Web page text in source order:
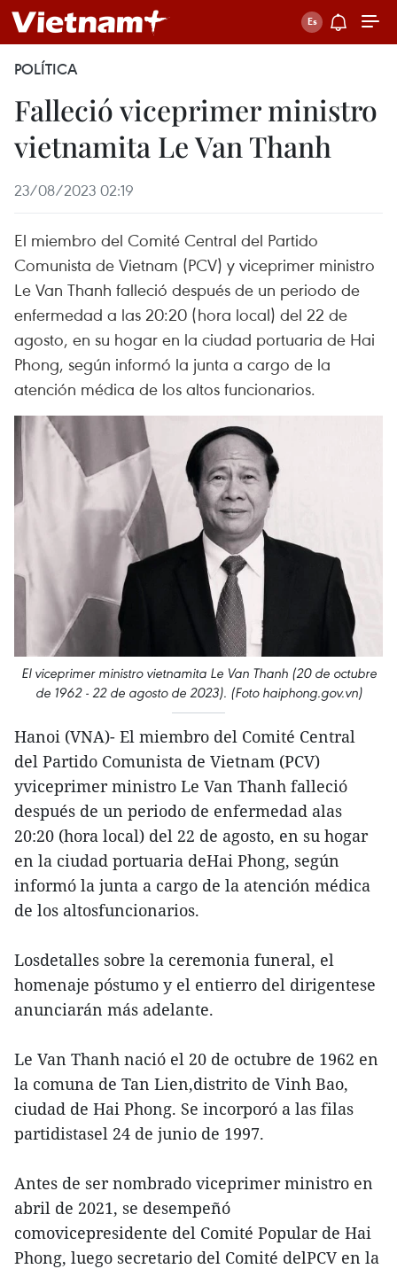
POLÍTICA
Falleció viceprimer ministro
vietnamita Le Van Thanh
23/08/2023 02:19
El miembro del Comité Central del Partido
Comunista de Vietnam (PCV) y viceprimer ministro
Le Van Thanh falleció después de un periodo de
enfermedad a las 20:20 (hora local) del 22 de
agosto, en su hogar en la ciudad portuaria de Hai
Phong, según informó la junta a cargo de la
atención médica de los altos funcionarios.
El viceprimer ministro vietnamita Le Van Thanh (20 de octubre
de 1962 - 22 de agosto de 2023). (Foto haiphong.gov.vn)
Hanoi (VNA)- El miembro del Comité Central
del Partido Comunista de Vietnam (PCV)
yviceprimer ministro Le Van Thanh falleció
después de un periodo de enfermedad alas
20:20 (hora local) del 22 de agosto, en su hogar
en la ciudad portuaria deHai Phong, según
informó la junta a cargo de la atención médica
de los altosfuncionarios.
Losdetalles sobre la ceremonia funeral, el
homenaje póstumo y el entierro del dirigentese
anunciarán más adelante.
Le Van Thanh nació el 20 de octubre de 1962 en
la comuna de Tan Lien,distrito de Vinh Bao,
ciudad de Hai Phong. Se incorporó a las filas
partidistasel 24 de junio de 1997.
Antes de ser nombrado viceprimer ministro en
abril de 2021, se desempeñó
comovicepresidente del Comité Popular de Hai
Phong, luego secretario del Comité delPCV en la